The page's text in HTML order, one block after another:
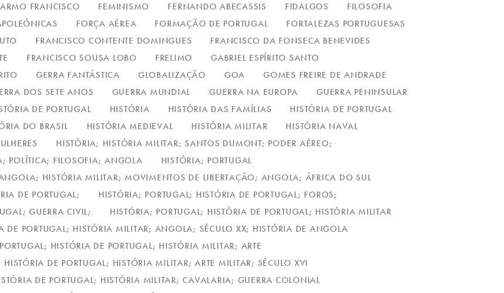
FRANCISCO FEMINISMO FERNANDO ABECASSIS FIDALGOS
FILOSOFIA
FORÇA AÉREA FORMAÇÃO DE PORTUGAL
FORTALEZAS PORTUGUESAS
FRANCISCO CONTENTE DOMINGUES
FRANCISCO DA FONSECA BENEVIDES
FRANCISCO SOUSA LOBO FRELIMO
GABRIEL ESPÍRITO SANTO
GERRA FANTÁSTICA GLOBALIZAÇÃO GOA
GOMES FREIRE DE ANDRADE
DOS SETE ANOS GUERRA MUNDIAL GUERRA NA EUROPA
GUERRA PENINSULAR
DE PORTUGAL HISTÓRIA HISTÓRIA DAS FAMÍLIAS
HISTÓRIA DE PORTUGAL
DO BRASIL HISTÓRIA MEDIEVAL HISTÓRIA MILITAR
HISTÓRIA NAVAL
HISTÓRIA; HISTÓRIA MILITAR; SANTOS DUMONT; PODER AÉREO;
POLÍTICA; FILOSOFIA; ANGOLA
HISTÓRIA; PORTUGAL
HISTÓRIA MILITAR; MOVIMENTOS DE LIBERTAÇÃO; ANGOLA; ÁFRICA DO SUL
DE PORTUGAL;
HISTÓRIA; PORTUGAL; HISTÓRIA DE PORTUGAL; FOROS;
GUERRA CIVIL;
HISTÓRIA; PORTUGAL; HISTÓRIA DE PORTUGAL; HISTÓRIA MILITAR
DE PORTUGAL; HISTÓRIA MILITAR; ANGOLA; SÉCULO XX; HISTÓRIA DE ANGOLA
HISTÓRIA DE PORTUGAL; HISTÓRIA MILITAR; ARTE
DE PORTUGAL; HISTÓRIA MILITAR; ARTE MILITAR; SÉCULO XVI
DE PORTUGAL; HISTÓRIA MILITAR; CAVALARIA; GUERRA COLONIAL